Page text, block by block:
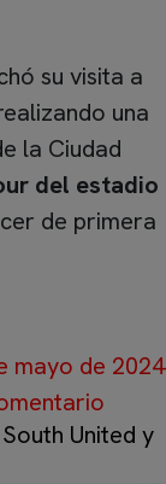
su visita a
una
la Ciudad
del estadio
de primera
mayo de 2024
United y